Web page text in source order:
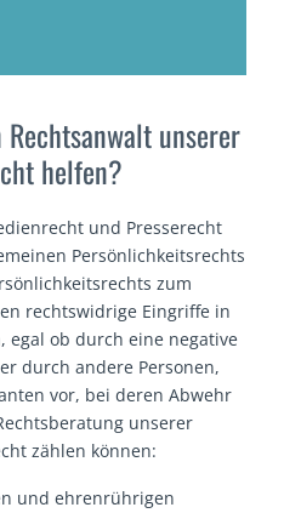
unserer
helfen?
und Presserecht
Persönlichkeitsrechts
zum
rechtswidrige Eingriffe in
egal ob durch eine negative
durch andere Personen,
vor, bei deren Abwehr
unserer
zählen können:
und ehrenrührigen